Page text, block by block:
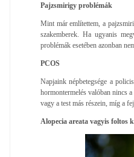
Pajzsmirigy problémák
Mint már említettem, a
szakemberek. Ha ugyanis
problémák esetében azonban
PCOS
Napjaink népbetegsége a
hormontermelés valóban nincs
vagy a test más részein, míg a
Alopecia areata vagyis foltos